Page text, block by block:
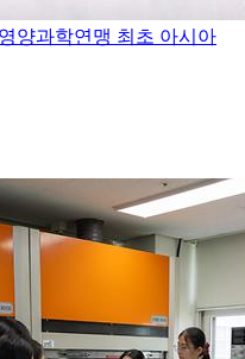
양과학연맹 최초 아시아